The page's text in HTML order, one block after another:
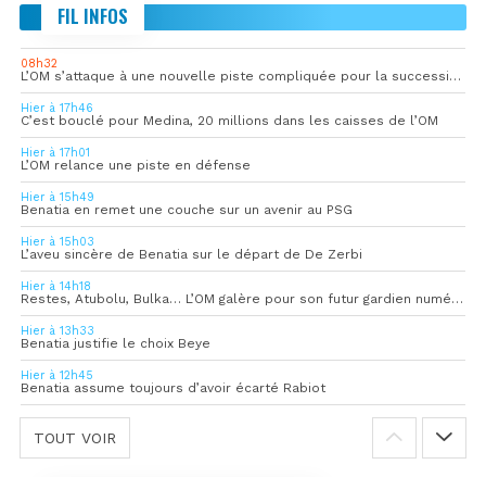
FIL INFOS
08h32
L’OM s’attaque à une nouvelle piste compliquée pour la succession de Rulli
Hier à 17h46
C’est bouclé pour Medina, 20 millions dans les caisses de l’OM
Hier à 17h01
L’OM relance une piste en défense
Hier à 15h49
Benatia en remet une couche sur un avenir au PSG
Hier à 15h03
L’aveu sincère de Benatia sur le départ de De Zerbi
Hier à 14h18
Restes, Atubolu, Bulka… L’OM galère pour son futur gardien numéro 1
Hier à 13h33
Benatia justifie le choix Beye
Hier à 12h45
Benatia assume toujours d’avoir écarté Rabiot
TOUT VOIR